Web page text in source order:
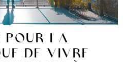
pour la
de vivre